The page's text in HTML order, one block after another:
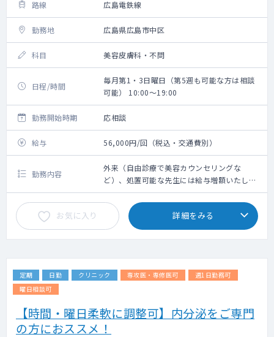
路線 広島電鉄線
勤務地 広島県広島市中区
科目 美容皮膚科・不問
日程/時間
毎月第1・3日曜日（第5週も可能な方は相談
可能） 10:00～19:00
勤務開始時期 応相談
給与 56,000円/回（税込・交通費別）
勤務内容
外来（自由診療で美容カウンセリングな
ど）、処置可能な先生には給与増額いたしま
す
お気に入り 詳細をみる
定期 日勤 クリニック 専攻医・専修医可
週1日勤務可
曜日相談可
【時間・曜日柔軟に調整可】内分泌をご専門
の方におススメ！